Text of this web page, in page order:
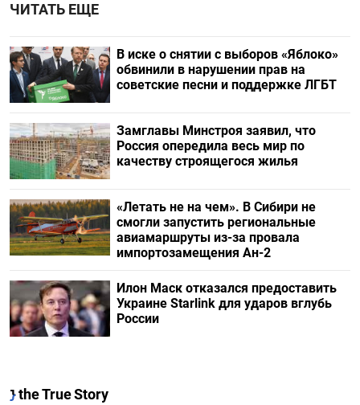
ЧИТАТЬ ЕЩЕ
В иске о снятии с выборов «Яблоко»
обвинили в нарушении прав на
советские песни и поддержке ЛГБТ
Замглавы Минстроя заявил, что
Россия опередила весь мир по
качеству строящегося жилья
«Летать не на чем». В Сибири не
смогли запустить региональные
авиамаршруты из-за провала
импортозамещения Ан-2
Илон Маск отказался предоставить
Украине Starlink для ударов вглубь
России